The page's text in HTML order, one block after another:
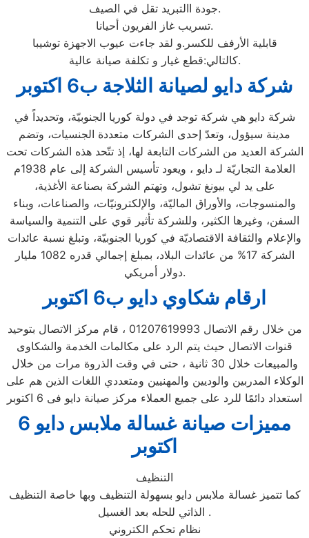
جودة االتبريد تقل في الصيف.
تسريب غاز الفريون أحيانا.
قابلية الأرفف للكسر.و لقد جاءت عيوب الاجهزة توشيبا
كالتالي:قطع غيار و تكلفة صيانة عالية.
شركة دايو لصيانة الثلاجة ب6 اكتوبر
شركة دايو هي شركة توجد في دولة كوريا الجنوبيّة، وتحديداً في
مدينة سيؤول، وتعدّ إحدى الشركات متعددة الجنسيات، وتضم
الشركة العديد من الشركات التابعة لها، إذ تتّحد هذه الشركات تحت
العلامة التجاريّة لـ دايو ، ويعود تأسيس الشركة إلى عام 1938م
على يد لي بيونغ تشول، وتهتم الشركة بصناعة الأغذية،
والمنسوجات، والأوراق الماليّة، والإلكترونيّات، والصناعات، وبناء
السفن، وغيرها الكثير، وللشركة تأثير قوي على التنمية والسياسة
والإعلام والثقافة الاقتصاديّة في كوريا الجنوبيّة، وتبلغ نسبة عائدات
الشركة 17% من عائدات البلاد، بمبلغ إجمالي قدره 1082 مليار
دولار أمريكي.
ارقام شكاوي دايو ب6 اكتوبر
من خلال رقم الاتصال 01207619993 ، قام مركز الاتصال بتوحيد
قنوات الاتصال حيث يتم الرد على مكالمات الخدمة والشكاوى
والمبيعات خلال 30 ثانية ، حتى في وقت الذروة مرات من خلال
الوكلاء المدربين والوديين والمهنيين ومتعددي اللغات الذين هم على
استعداد دائمًا للرد على جميع العملاء مركز صيانة دايو فى 6 اكتوبر
مميزات صيانة غسالة ملابس دايو 6
اكتوبر
التنظيف
كما تتميز غسالة ملابس دايو بسهولة التنظيف وبها خاصة التنظيف
الذاتي للحله بعد الغسيل .
نظام تحكم الكتروني